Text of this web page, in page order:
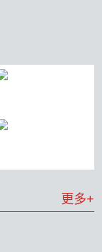
更多+